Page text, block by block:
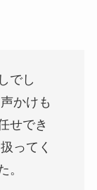
でし
かけも
せでき
ってく
。